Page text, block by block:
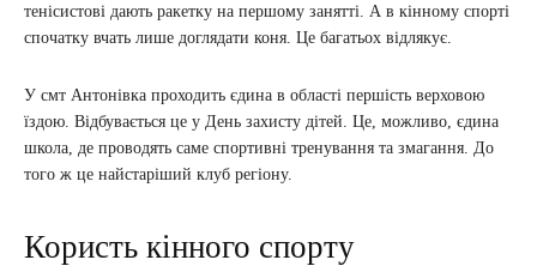
тенісистові дають ракетку на першому занятті. А в кінному спорті
спочатку вчать лише доглядати коня. Це багатьох відлякує.
У смт Антонівка проходить єдина в області першість верховою
їздою. Відбувається це у День захисту дітей. Це, можливо, єдина
школа, де проводять саме спортивні тренування та змагання. До
того ж це найстаріший клуб регіону.
Користь кінного спорту